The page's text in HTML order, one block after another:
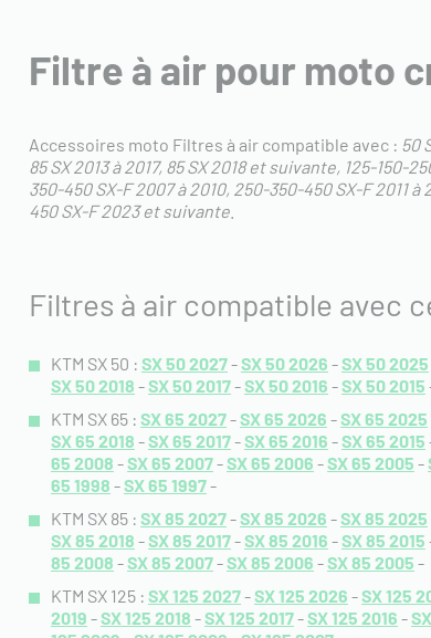
Filtre à air pour moto
Accessoires moto Filtres à air compatible avec : 50
85 SX 2013 à 2017 85 SX 2018 et suivante 125-150-
350-450 SX-F 2007 à 2010 250-350-450 SX-F 2011 à
450 SX-F 2023 et suivante
Filtres à air compatible avec
KTM SX 50 : SX 50 2027-SX 50 2026 -SX 50 2025
SX 50 2018 -SX 50 2017-SX 50 2016 -SX 50 2015
KTM SX 65 : SX 65 2027-SX 65 2026 -SX 65 2025
SX 65 2018 -SX 65 2017-SX 65 2016 -SX 65 2015
65 2008 -SX 65 2007-SX 65 2006 -SX 65 2005 -
65 1998 -SX 65 1997-
KTM SX 85 : SX 85 2027-SX 85 2026 -SX 85 2025
SX 85 2018 -SX 85 2017-SX 85 2016 -SX 85 2015
85 2008 -SX 85 2007-SX 85 2006 -SX 85 2005 -
KTM SX 125 : SX 125 2027-SX 125 2026 -SX 125
2019 -SX 125 2018 -SX 125 2017-SX 125 2016 -